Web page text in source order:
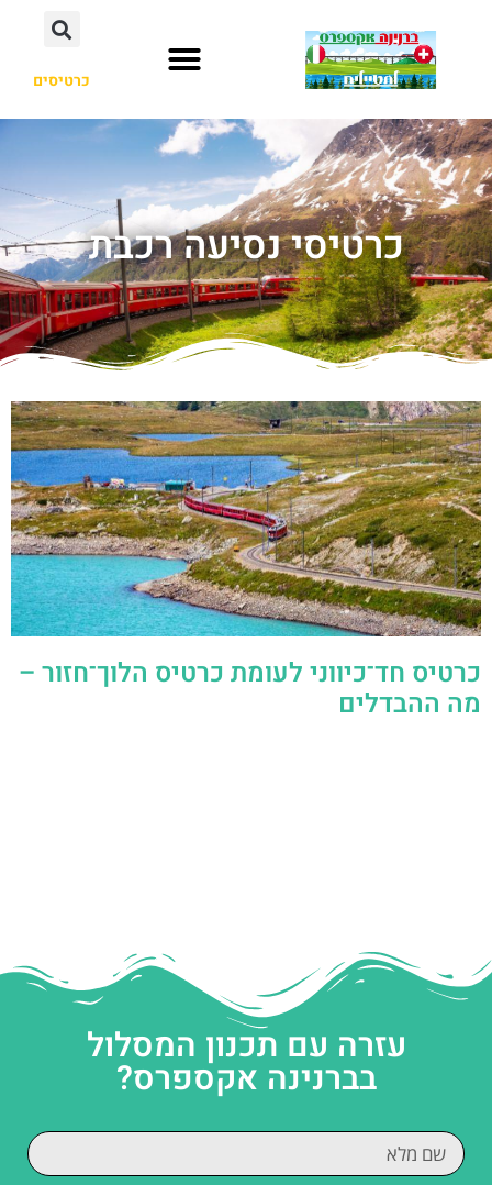
כרטיסים
כרטיסי נסיעה רכבת
כרטיס חד־כיווני לעומת כרטיס הלוך־חזור –
מה ההבדלים
עזרה עם תכנון המסלול
בברנינה אקספרס?